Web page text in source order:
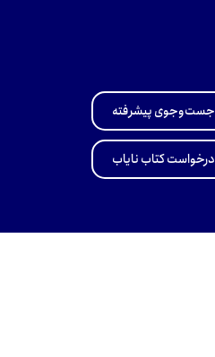
جست‌وجوی پیشرفته
درخواست کتاب نایاب